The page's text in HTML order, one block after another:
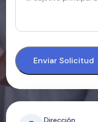
Enviar Solicitud
Dirección